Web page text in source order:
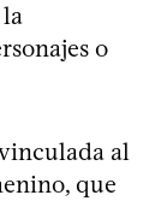
o
al
que